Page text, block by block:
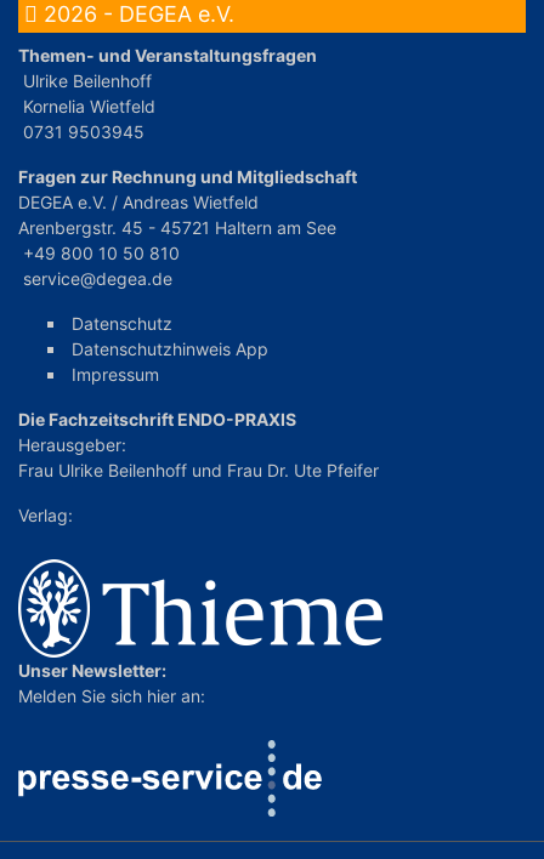
2026 - DEGEA e.V.
Themen- und Veranstaltungsfragen
Ulrike Beilenhoff
Kornelia Wietfeld
0731 9503945
Fragen zur Rechnung und Mitgliedschaft
DEGEA e.V. / Andreas Wietfeld
Arenbergstr. 45 - 45721 Haltern am See
+49 800 10 50 810
service@degea.de
Datenschutz
Datenschutzhinweis App
Impressum
Die Fachzeitschrift ENDO-PRAXIS
Herausgeber:
Frau Ulrike Beilenhoff und Frau Dr. Ute Pfeifer
Verlag:
Unser Newsletter:
Melden Sie sich hier an: